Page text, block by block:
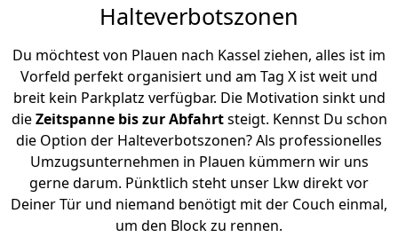
Halteverbotszonen
Du möchtest von Plauen nach Kassel ziehen, alles ist im
Vorfeld perfekt organisiert und am Tag X ist weit und
breit kein Parkplatz verfügbar. Die Motivation sinkt und
dieZeitspanne bis zur Abfahrtsteigt. Kennst Du schon
die Option der Halteverbotszonen? Als professionelles
Umzugsunternehmen in Plauen kümmern wir uns
gerne darum. Pünktlich steht unser Lkw direkt vor
Deiner Tür und niemand benötigt mit der Couch einmal,
um den Block zu rennen.